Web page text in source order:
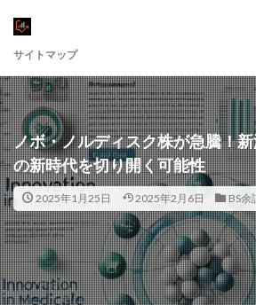
サイトマップ
ノボ・ノルディスク株が急騰！
の新時代を切り開く可能性
2025年1月25日 2025年2月6日 BS余